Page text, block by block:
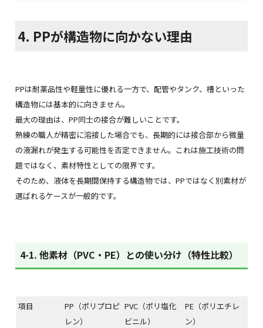
4. PPが構造物に向かない理由
PPは耐薬品性や軽量性に優れる一方で、配管やタンク、槽といった
構造物には基本的に向きません。
最大の理由は、PP同士の接合が難しいことです。
熟練の職人が精密に溶接した場合でも、長期的には接合部から微量
の液漏れが発生する可能性を否定できません。これは施工技術の問
題ではなく、素材特性としての限界です。
そのため、液体を長期間保持する構造物では、PPではなく別素材が
選ばれるケースが一般的です。
4-1. 他素材（PVC・PE）との使い分け（特性比較）
項目
PP（ポリプロピ
レン）
PVC（ポリ塩化
ビニル）
PE（ポリエチレ
ン）